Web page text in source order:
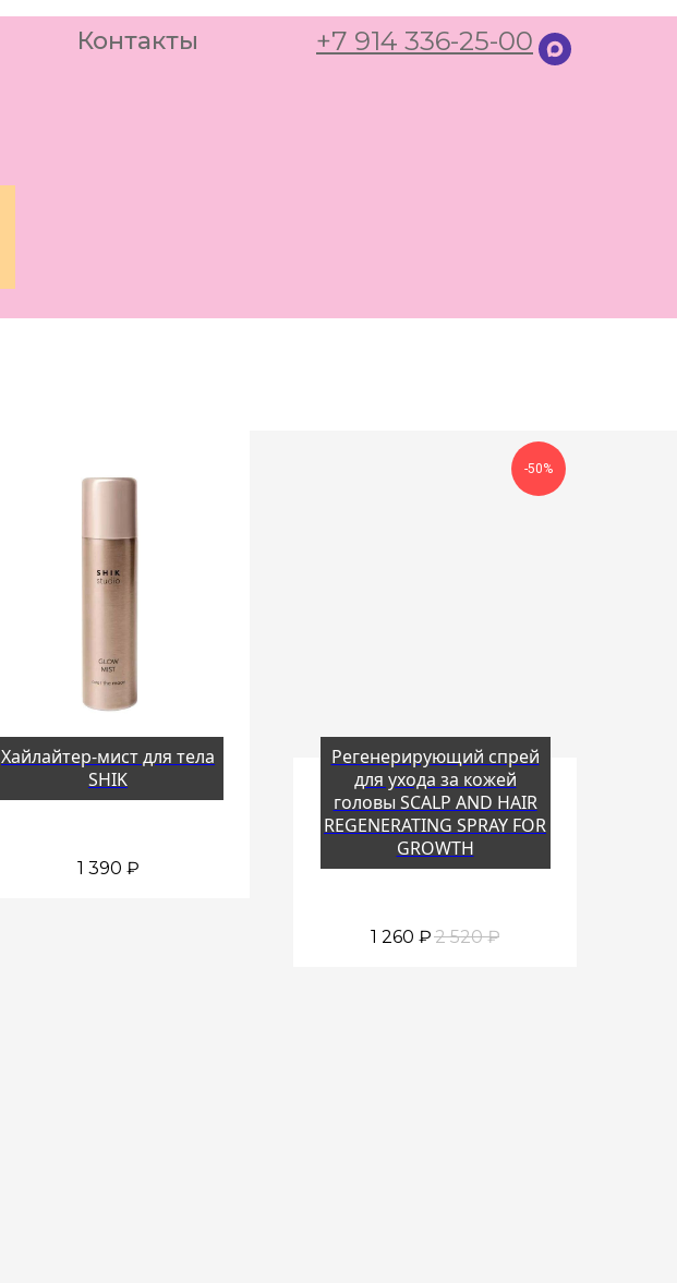
Контакты +7 914 336-25-00
Хайлайтер-мист для тела
SHIK
1 390 ₽
-50%
Регенерирующий спрей
для ухода за кожей
головы SCALP AND HAIR
REGENERATING SPRAY FOR
GROWTH
1 260 ₽2 520 ₽